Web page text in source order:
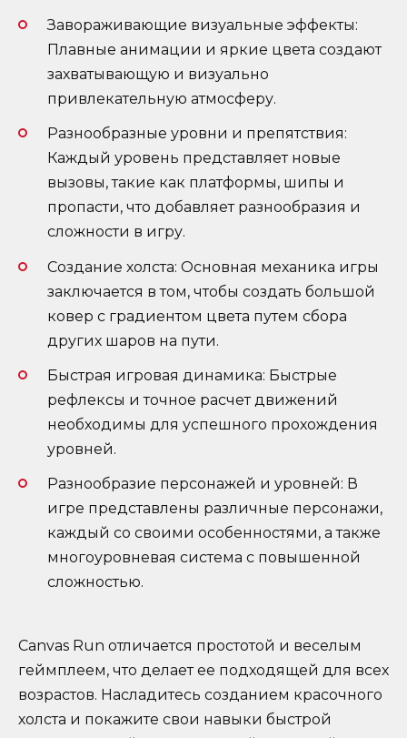
Завораживающие визуальные эффекты:
Плавные анимации и яркие цвета создают
захватывающую и визуально
привлекательную атмосферу.
Разнообразные уровни и препятствия:
Каждый уровень представляет новые
вызовы, такие как платформы, шипы и
пропасти, что добавляет разнообразия и
сложности в игру.
Создание холста: Основная механика игры
заключается в том, чтобы создать большой
ковер с градиентом цвета путем сбора
других шаров на пути.
Быстрая игровая динамика: Быстрые
рефлексы и точное расчет движений
необходимы для успешного прохождения
уровней.
Разнообразие персонажей и уровней: В
игре представлены различные персонажи,
каждый со своими особенностями, а также
многоуровневая система с повышенной
сложностью.
Canvas Run отличается простотой и веселым
геймплеем, что делает ее подходящей для всех
возрастов. Насладитесь созданием красочного
холста и покажите свои навыки быстрой